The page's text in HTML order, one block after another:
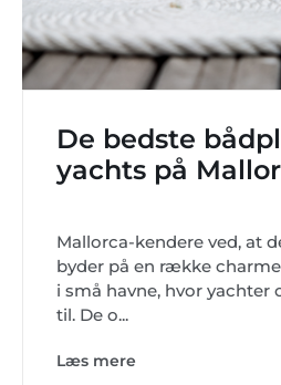
De bedste
yachts på
Mallorca-kendere ved, at
byder på en række
i små havne, hvor
til. De o...
Læs mere